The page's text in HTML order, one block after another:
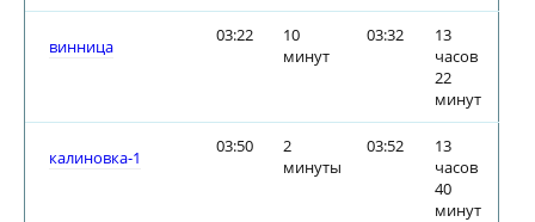
винница
03:22
10
минут
03:32
13
часов
22
минут
калиновка-1
03:50
2
минуты
03:52
13
часов
40
минут